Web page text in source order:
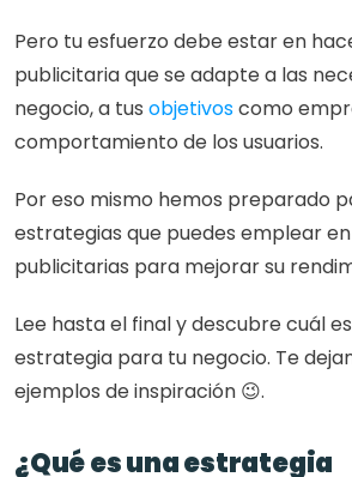
Pero tu esfuerzo debe estar en
publicitaria que se adapte a las
negocio, a tus objetivos como
comportamiento de los usuarios.
Por eso mismo hemos preparado
estrategias que puedes emplear
publicitarias para mejorar su
Lee hasta el final y descubre cuál
estrategia para tu negocio. Te
ejemplos de inspiración 😉.
¿Qué es una estrategia